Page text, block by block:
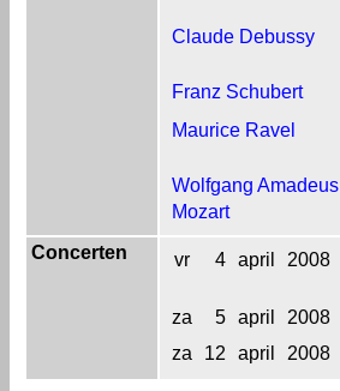
Claude Debussy
Franz Schubert
Maurice Ravel
Wolfgang Amadeus
Mozart
Concerten vr 4 april 2008
za
5 april 2008
za
12 april 2008